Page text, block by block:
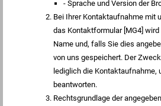
- Sprache und Version der
Bei Ihrer Kontaktaufnahme mit
das Kontaktformular [MG4]
Name und, falls Sie dies
von uns gespeichert. Der
lediglich die Kontaktaufnahme,
beantworten.
Rechtsgrundlage der